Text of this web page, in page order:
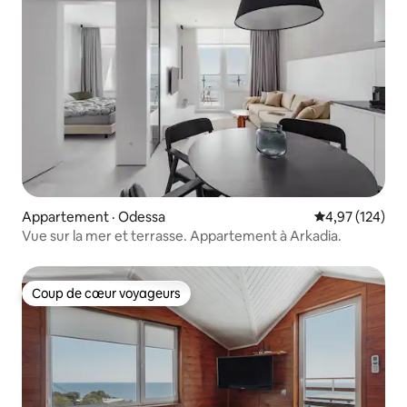
Appartement · Odessa Note
4,97 (124)
Vue sur la mer et terrasse. Appartement à Arkadia.
Coup de cœur voyageurs
Coup de cœur voyageurs